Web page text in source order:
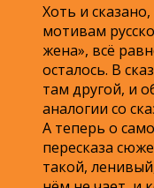
Хоть и
мотивам
жена», всё
осталось. В
там другой, и
аналогии со
А теперь о
пересказа
такой,